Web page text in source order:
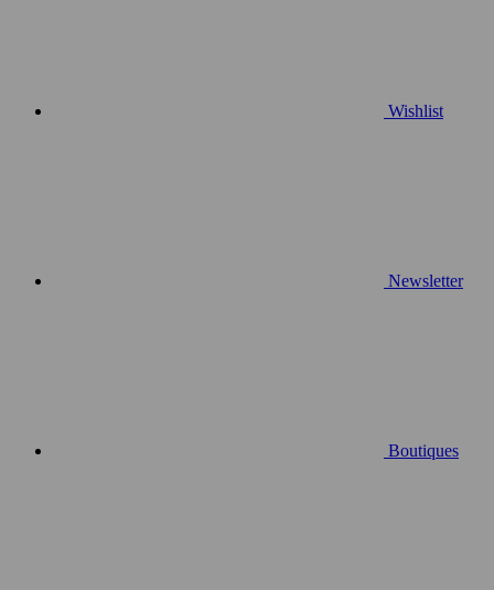
Wishlist
Newsletter
Boutiques